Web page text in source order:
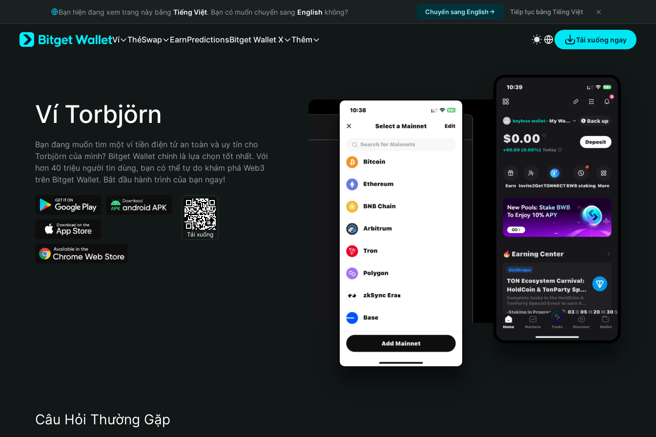
Русский
Bahasa Indonesia
Português (Brasil)
Bạn hiện đang xem trang này bằng Tiếng Việt. Bạn có muốn chuyển sang English không? Chuyển sang English Tiếp tục bằng Tiếng Việt
Ví ThẻSwap EarnPredictionsBitget Wallet X Thêm Tải xuống ngay
Ví Torbjörn
Bạn đang muốn tìm một ví tiền điện tử an toàn và uy tín cho
Torbjörn của mình? Bitget Wallet chính là lựa chọn tốt nhất. Với
hơn 40 triệu người tin dùng, bạn có thể tự do khám phá Web3
trên Bitget Wallet. Bắt đầu hành trình của bạn ngay!
Tải xuống
Câu Hỏi Thường Gặp